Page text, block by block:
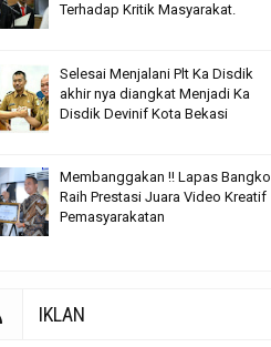
Terhadap Kritik Masyarakat.
Selesai Menjalani Plt Ka Disdik
akhir nya diangkat Menjadi Ka
Disdik Devinif Kota Bekasi
Membanggakan !! Lapas Bangko
Raih Prestasi Juara Video Kreatif
Pemasyarakatan
IKLAN